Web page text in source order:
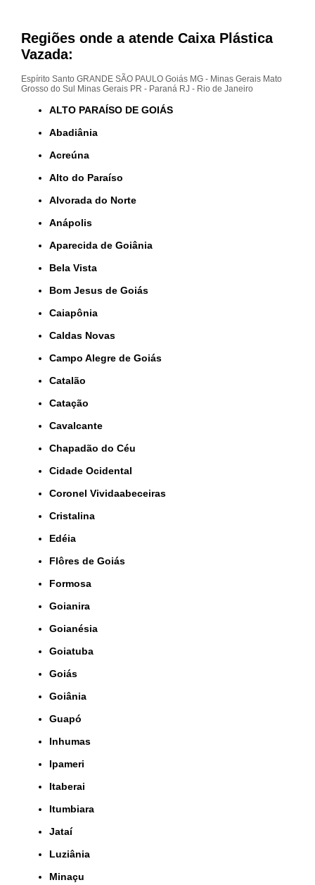
Regiões onde a atende Caixa Plástica
Vazada:
Espírito Santo GRANDE SÃO PAULO Goiás MG - Minas Gerais Mato
Grosso do Sul
Minas Gerais PR - Paraná RJ - Rio de Janeiro
ALTO PARAÍSO DE GOIÁS
Abadiânia
Acreúna
Alto do Paraíso
Alvorada do Norte
Anápolis
Aparecida de Goiânia
Bela Vista
Bom Jesus de Goiás
Caiapônia
Caldas Novas
Campo Alegre de Goiás
Catalão
Catação
Cavalcante
Chapadão do Céu
Cidade Ocidental
Coronel Vividaabeceiras
Cristalina
Edéia
Flôres de Goiás
Formosa
Goianira
Goianésia
Goiatuba
Goiás
Goiânia
Guapó
Inhumas
Ipameri
Itaberai
Itumbiara
Jataí
Luziânia
Minaçu